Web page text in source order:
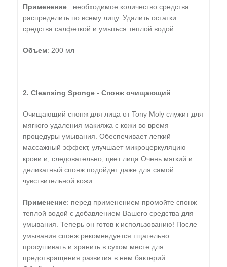
Применение: необходимое количество средства
распределить по всему лицу. Удалить остатки
средства салфеткой и умыться теплой водой.
Объем: 200 мл
2. Cleansing Sponge - Спонж очищающий
Очищающий спонж для лица от Tony Moly служит для
мягкого удаления макияжа с кожи во время
процедуры умывания. Обеспечивает легкий
массажный эффект, улучшает микроцеркуляцию
крови и, следовательно, цвет лица.Очень мягкий и
деликатный спонж подойдет даже для самой
чувствительной кожи.
Применение: перед применением промойте спонж
теплой водой с добавлением Вашего средства для
умывания. Теперь он готов к использованию! После
умывания спонж рекомендуется тщательно
просушивать и хранить в сухом месте для
предотвращения развития в нем бактерий.